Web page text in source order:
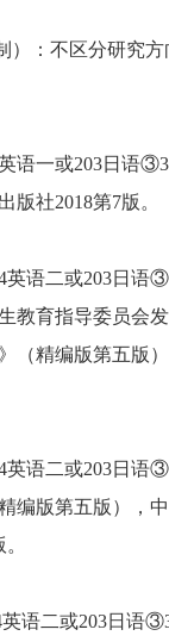
）：不区分研究方
语一或203日语
版社2018第7版。
语二或203日语
教育指导委员会
（精编版第五版
语二或203日语
版第五版），
语二或203日语